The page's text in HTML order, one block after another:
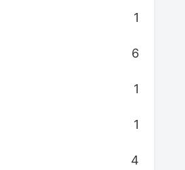
1
6
1
1
4